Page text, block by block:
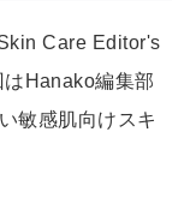
Care Editor's
Hanako編集部
敏感肌向けスキ